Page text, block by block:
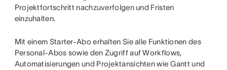
Projektfortschritt nachzuverfolgen und Fristen
einzuhalten.
Mit einem Starter-Abo erhalten Sie alle Funktionen des
Personal-Abos sowie den Zugriff auf Workflows,
Automatisierungen und Projektansichten wie Gantt und